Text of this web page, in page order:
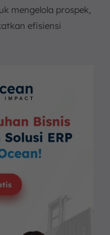
mengelola prospek,
efisiensi